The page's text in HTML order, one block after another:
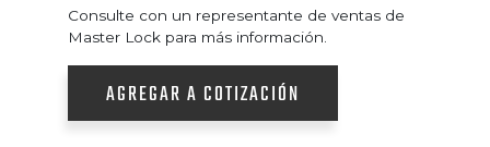
Consulte con un representante de ventas de
Master Lock para más información.
AGREGAR A COTIZACIÓN